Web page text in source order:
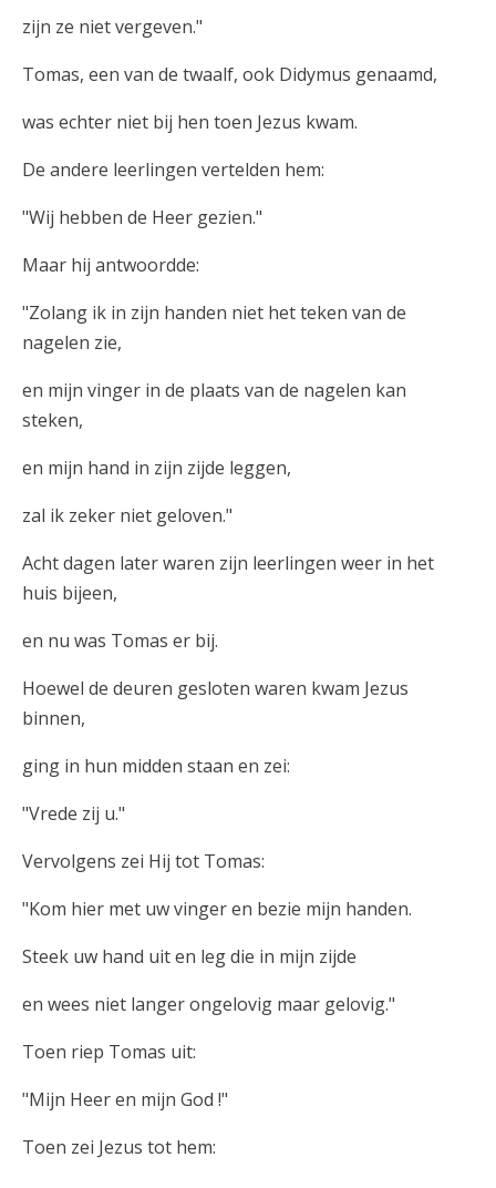
zijn ze niet vergeven."
Tomas, een van de twaalf, ook Didymus genaamd,
was echter niet bij hen toen Jezus kwam.
De andere leerlingen vertelden hem:
"Wij hebben de Heer gezien."
Maar hij antwoordde:
"Zolang ik in zijn handen niet het teken van de
nagelen zie,
en mijn vinger in de plaats van de nagelen kan
steken,
en mijn hand in zijn zijde leggen,
zal ik zeker niet geloven."
Acht dagen later waren zijn leerlingen weer in het
huis bijeen,
en nu was Tomas er bij.
Hoewel de deuren gesloten waren kwam Jezus
binnen,
ging in hun midden staan en zei:
"Vrede zij u."
Vervolgens zei Hij tot Tomas:
"Kom hier met uw vinger en bezie mijn handen.
Steek uw hand uit en leg die in mijn zijde
en wees niet langer ongelovig maar gelovig."
Toen riep Tomas uit:
"Mijn Heer en mijn God !"
Toen zei Jezus tot hem: